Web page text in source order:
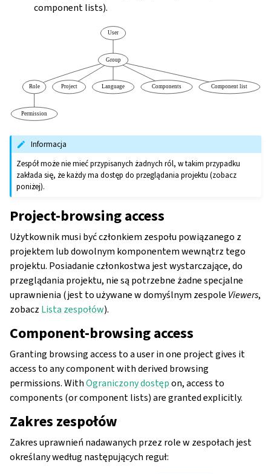
component lists).
Informacja
Zespół może nie mieć przypisanych żadnych ról, w takim przypadku
zakłada się, że każdy ma dostęp do przeglądania projektu (zobacz
poniżej).
Project-browsing access
Użytkownik musi być członkiem zespołu powiązanego z
projektem lub dowolnym komponentem wewnątrz tego
projektu. Posiadanie członkostwa jest wystarczające, do
przeglądania projektu, nie są potrzebne żadne specjalne
uprawnienia (jest to używane w domyślnym zespole Viewers,
zobacz Lista zespołów).
Component-browsing access
Granting browsing access to a user in one project gives it
access to any component with derived browsing
permissions. WithOgraniczony dostępon, access to
components (or component lists) are granted explicitly.
Zakres zespołów
Zakres uprawnień nadawanych przez role w zespołach jest
określany według następujących reguł: